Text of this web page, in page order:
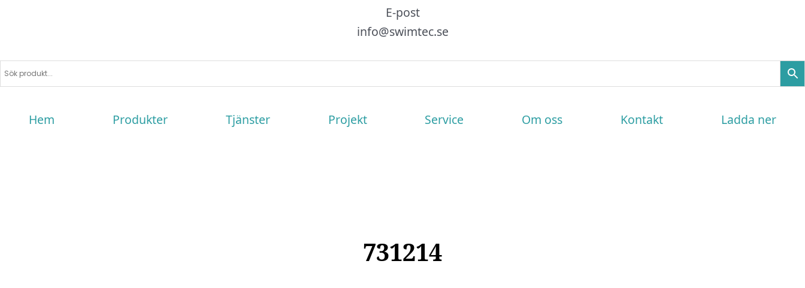
E-post
info@swimtec.se
Hem Produkter Tjänster Projekt Service Om oss Kontakt Ladda ner
731214